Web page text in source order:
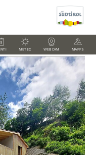
METEO WEBCAM MAPPS